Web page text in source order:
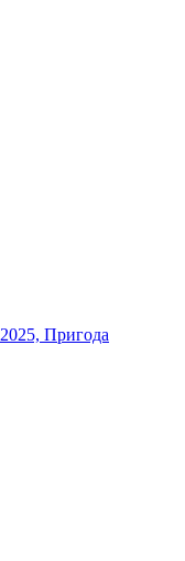
2025, Пригода